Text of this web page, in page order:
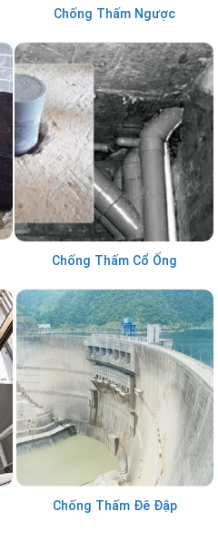
Chống Thấm Ngược
Chống Thấm Cổ Ống
Chống Thấm Đê Đập